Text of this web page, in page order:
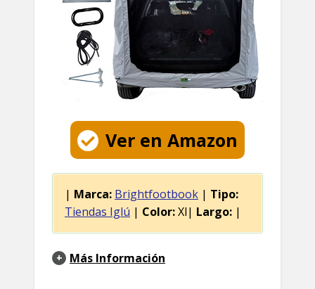
Ver en Amazon
| Marca: Brightfootbook | Tipo:
Tiendas Iglú | Color:Xl| Largo: |
Más Información